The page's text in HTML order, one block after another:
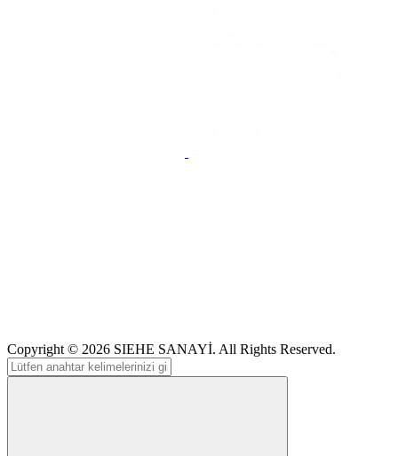
Copyright © 2026 SIEHE SANAYİ. All Rights Reserved.